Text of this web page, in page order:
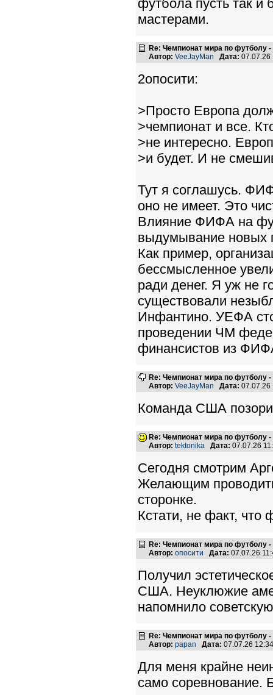
футбола пусть так
мастерами.
Re: Чемпионат мира по футболу -
Автор: VeeJayMan Дата:
2опосити:
>Просто Европа
>чемпионат и все.
>не интересно.
>и будет. И не
Тут я соглашусь.
оно не имеет. Это
Влияние ФИФА на
выдумывание новых
Как пример,
бессмысленное
ради денег. Я уж не
существовали
Инфантино. УЕФА
проведении ЧМ
финансистов из
Re: Чемпионат мира по футболу -
Автор: VeeJayMan Дата:
Команда США
Re: Чемпионат мира по футболу -
Автор: tektonika Дата: 07.07.26
Сегодня смотрим
Желающим
сторонке.
Кстати, не факт, что
Re: Чемпионат мира по футболу -
Автор: опосити Дата: 07.07.26
Получил
США. Неуклюжие
напомнило
Re: Чемпионат мира по футболу -
Автор: papan Дата: 07.07.26
Для меня крайне
само соревнование.